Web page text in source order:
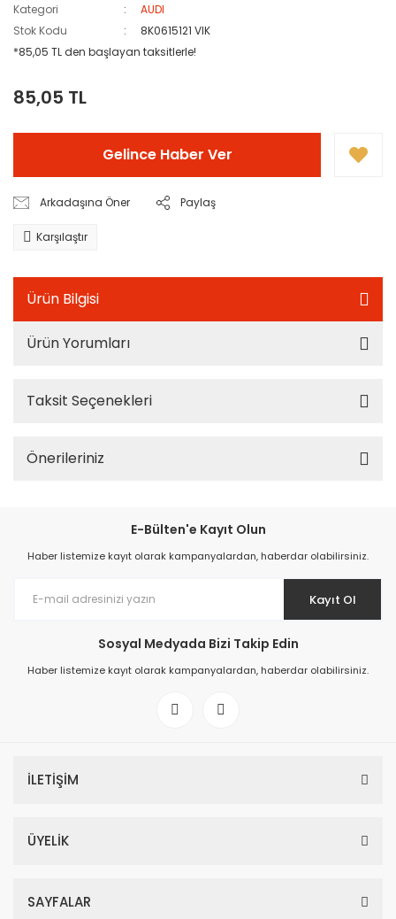
Kategori
AUDI
Stok Kodu
8K0615121 VIK
*85,05 TL den başlayan taksitlerle!
85,05 TL
Gelince Haber Ver
Arkadaşına Öner Paylaş
Karşılaştır
Ürün Bilgisi
Ürün Yorumları
Taksit Seçenekleri
Önerileriniz
E-Bülten'e Kayıt Olun
Haber listemize kayıt olarak kampanyalardan, haberdar olabilirsiniz.
Kayıt Ol
Sosyal Medyada Bizi Takip Edin
Haber listemize kayıt olarak kampanyalardan, haberdar olabilirsiniz.
İLETİŞİM
ÜYELİK
SAYFALAR